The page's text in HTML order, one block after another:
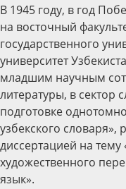
В 1945 году, в год
на восточный
государственного
университет
младшим научным
литературы, в сектор
подготовке
узбекского словаря»,
диссертацией на
художественного
язык».